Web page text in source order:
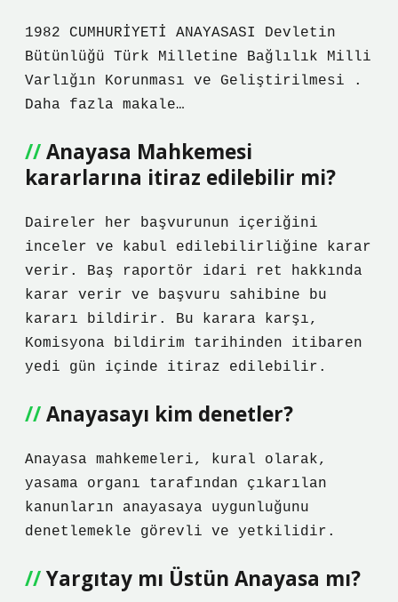
1982 CUMHURİYETİ ANAYASASI Devletin
Bütünlüğü Türk Milletine Bağlılık Milli
Varlığın Korunması ve Geliştirilmesi .
Daha fazla makale…
Anayasa Mahkemesi
kararlarına itiraz edilebilir mi?
Daireler her başvurunun içeriğini
inceler ve kabul edilebilirliğine karar
verir. Baş raportör idari ret hakkında
karar verir ve başvuru sahibine bu
kararı bildirir. Bu karara karşı,
Komisyona bildirim tarihinden itibaren
yedi gün içinde itiraz edilebilir.
Anayasayı kim denetler?
Anayasa mahkemeleri, kural olarak,
yasama organı tarafından çıkarılan
kanunların anayasaya uygunluğunu
denetlemekle görevli ve yetkilidir.
Yargıtay mı Üstün Anayasa mı?